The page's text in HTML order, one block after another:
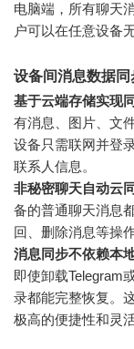
电脑端，所有聊天
户可以在任意设备
设备间消息数据同
基于云端存储实现
有消息、图片、文
设备只需联网并登
联系人信息。
非秘密聊天自动云
备的普通聊天消息
回、删除消息等操
消息同步不依赖本
即使卸载Telegram
录都能完整恢复。
极高的便捷性和灵活